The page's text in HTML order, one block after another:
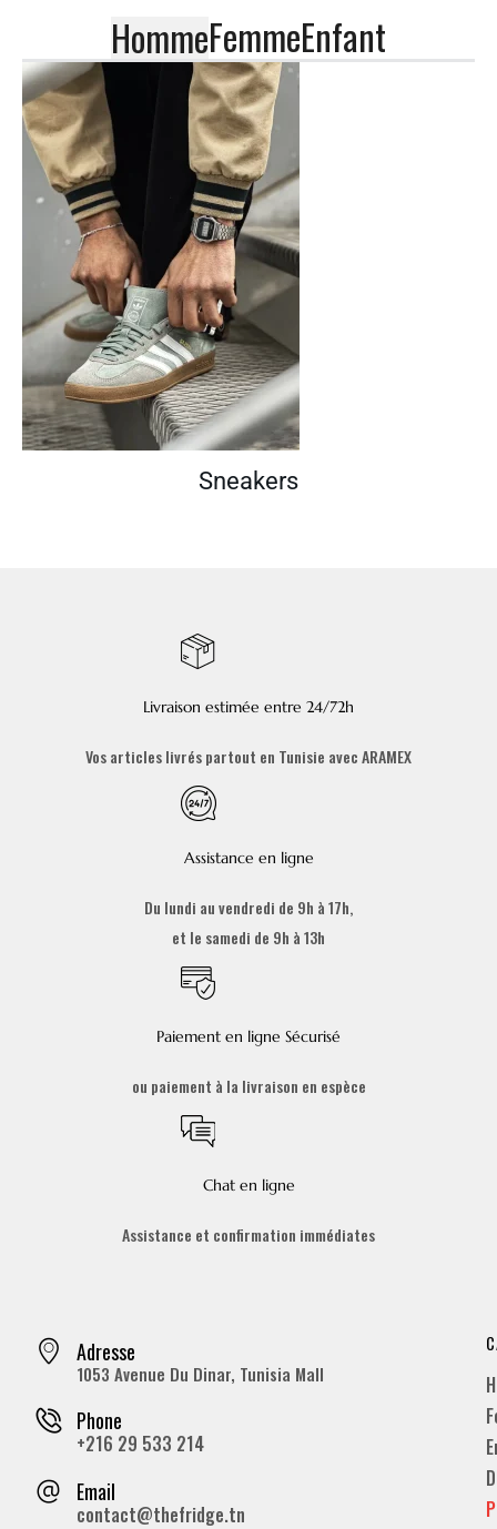
HommeFemmeEnfant
Sneakers
Livraison estimée entre 24/72h
Vos articles livrés partout en Tunisie avec ARAMEX
Assistance en ligne
Du lundi au vendredi de 9h à 17h,
et le samedi de 9h à 13h
Paiement en ligne Sécurisé
ou paiement à la livraison en espèce
Chat en ligne
Assistance et confirmation immédiates
Adresse
1053 Avenue Du Dinar, Tunisia Mall
Phone
+216 29 533 214
Email
contact@thefridge.tn